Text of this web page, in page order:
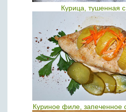
Курица, тушенная
Куриное филе, запеченное